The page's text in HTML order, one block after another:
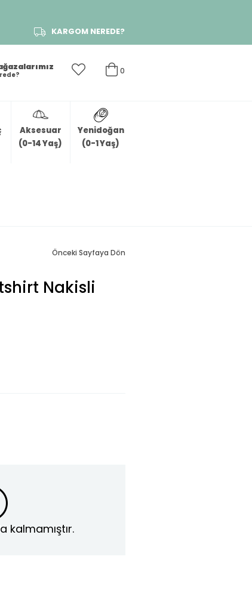
KARGOM NEREDE?
0
Aksesuar
(0-14 Yaş)
Yenidoğan
(0-1 Yaş)
Önceki Sayfaya Dön
Nakisli
kalmamıştır.